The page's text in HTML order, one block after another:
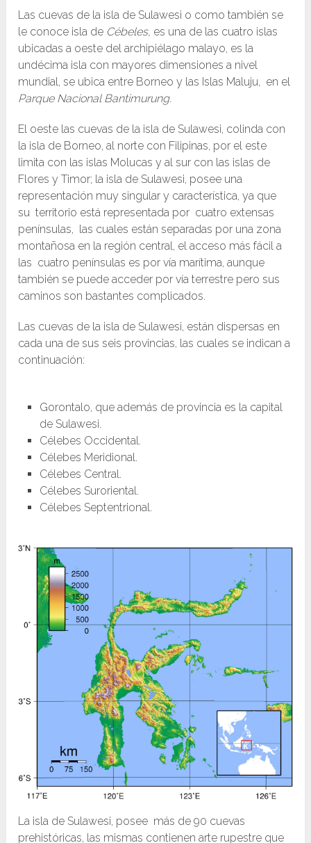
Las cuevas de la isla de Sulawesi o como también se
le conoce isla de Cébeles, es una de las cuatro islas
ubicadas a oeste del archipiélago malayo, es la
undécima isla con mayores dimensiones a nivel
mundial, se ubica entre Borneo y las Islas Maluju, en el
Parque Nacional Bantimurung.
El oeste las cuevas de la isla de Sulawesi, colinda con
la isla de Borneo, al norte con Filipinas, por el este
limita con las islas Molucas y al sur con las islas de
Flores y Timor; la isla de Sulawesi, posee una
representación muy singular y característica, ya que
su territorio está representada por cuatro extensas
penínsulas, las cuales están separadas por una zona
montañosa en la región central, el acceso más fácil a
las cuatro penínsulas es por vía marítima, aunque
también se puede acceder por vía terrestre pero sus
caminos son bastantes complicados.
Las cuevas de la isla de Sulawesi, están dispersas en
cada una de sus seis provincias, las cuales se indican a
continuación:
Gorontalo, que además de provincia es la capital
de Sulawesi.
Célebes Occidental.
Célebes Meridional.
Célebes Central.
Célebes Suroriental.
Célebes Septentrional.
La isla de Sulawesi, posee más de 90 cuevas
prehistóricas, las mismas contienen arte rupestre que